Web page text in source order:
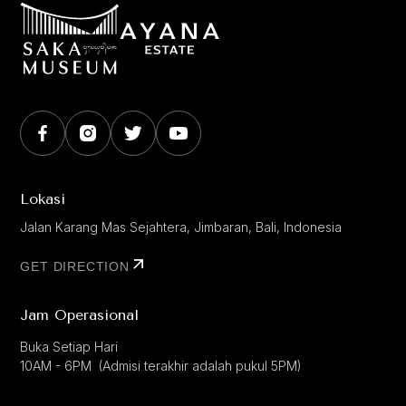
Lokasi
Jalan Karang Mas Sejahtera, Jimbaran, Bali, Indonesia
GET DIRECTION
Jam Operasional
Buka Setiap Hari
10AM - 6PM (Admisi terakhir adalah pukul 5PM)